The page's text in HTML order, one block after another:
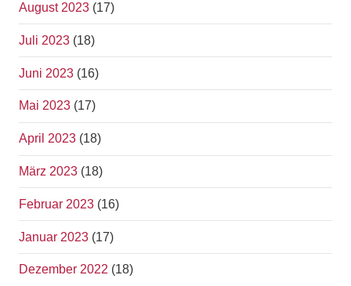
August 2023 (17)
Juli 2023 (18)
Juni 2023 (16)
Mai 2023 (17)
April 2023 (18)
März 2023 (18)
Februar 2023 (16)
Januar 2023 (17)
Dezember 2022 (18)